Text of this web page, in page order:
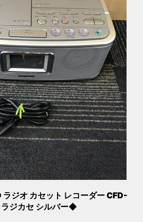
ジオ カセット レコーダー CFD-
ジカセ シルバー◆